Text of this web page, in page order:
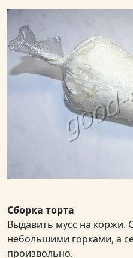
Сборка торта
Выдавить мусс на коржи.
небольшими горками, а
произвольно.